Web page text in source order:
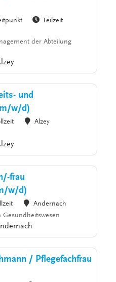
Teilzeit
der Abteilung
und
w/d)
Alzey
frau
w/d)
Andernach
/ Pflegefachfrau